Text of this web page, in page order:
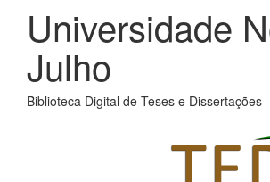
Universidade
Julho
Biblioteca Digital de Teses e Dissertações